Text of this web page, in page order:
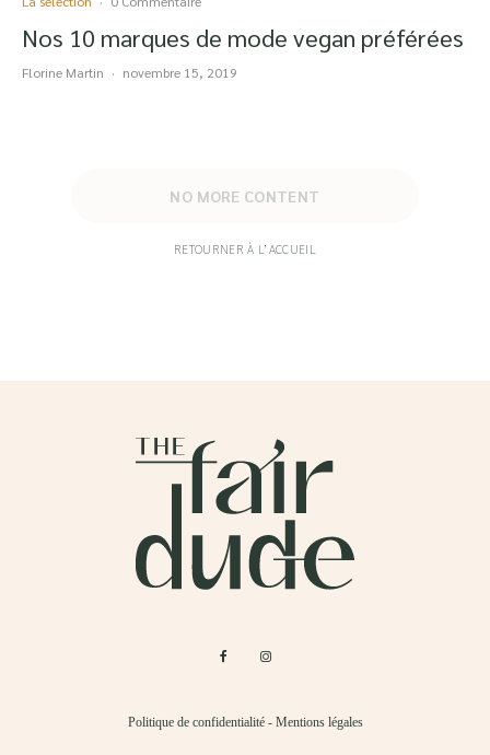
Nos 10 marques de mode vegan préférées
Florine Martin · novembre 15, 2019
NO MORE CONTENT
RETOURNER À L’ACCUEIL
Politique de confidentialité- Mentions légales